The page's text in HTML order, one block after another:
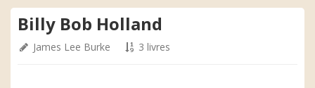
Billy Bob Holland
James Lee Burke 3 livres